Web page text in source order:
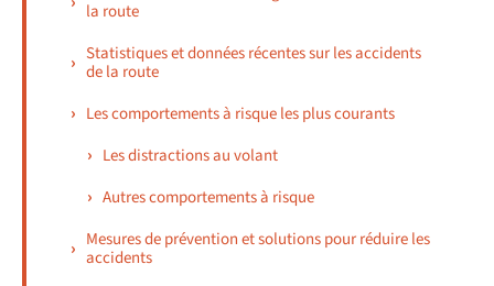
la route
Statistiques et données récentes sur les accidents
de la route
Les comportements à risque les plus courants
Les distractions au volant
Autres comportements à risque
Mesures de prévention et solutions pour réduire les
accidents